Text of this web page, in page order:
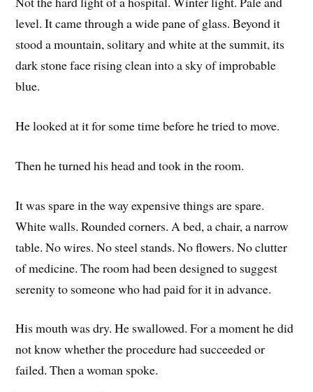
level. It came through a wide pane of glass. Beyond it
stood a mountain, solitary and white at the summit, its
dark stone face rising clean into a sky of improbable
blue.
He looked at it for some time before he tried to move.
Then he turned his head and took in the room.
It was spare in the way expensive things are spare.
White walls. Rounded corners. A bed, a chair, a narrow
table. No wires. No steel stands. No flowers. No clutter
of medicine. The room had been designed to suggest
serenity to someone who had paid for it in advance.
His mouth was dry. He swallowed. For a moment he did
not know whether the procedure had succeeded or
failed. Then a woman spoke.